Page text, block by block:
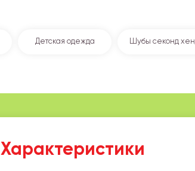
Детская одежда Шубы секонд
Характеристики